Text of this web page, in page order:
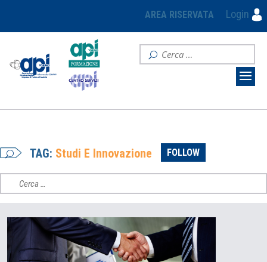
AREA RISERVATA Login
TAG: Studi E Innovazione FOLLOW